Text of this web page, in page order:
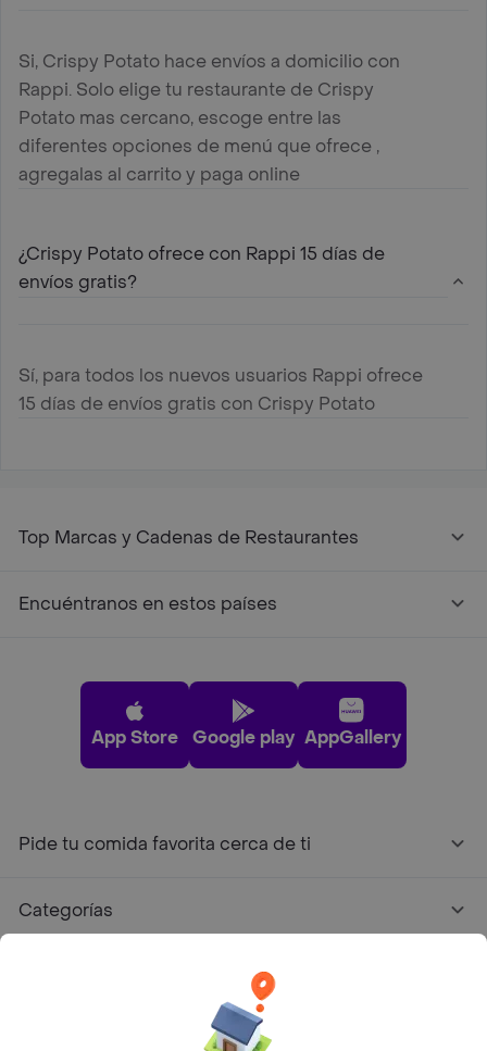
Si, Crispy Potato hace envíos a domicilio con
Rappi. Solo elige tu restaurante de Crispy
Potato mas cercano, escoge entre las
diferentes opciones de menú que ofrece ,
agregalas al carrito y paga online
¿Crispy Potato ofrece con Rappi 15 días de
envíos gratis?
Sí, para todos los nuevos usuarios Rappi ofrece
15 días de envíos gratis con Crispy Potato
Top Marcas y Cadenas de Restaurantes
Encuéntranos en estos países
App Store Google play AppGallery
Pide tu comida favorita cerca de ti
Categorías